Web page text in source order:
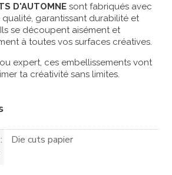
D'AUTOMNE sont fabriqués avec
garantissant durabilité et
se découpent aisément et
à toutes vos surfaces créatives.
expert, ces embellissements vont
ta créativité sans limites.
Die cuts papier